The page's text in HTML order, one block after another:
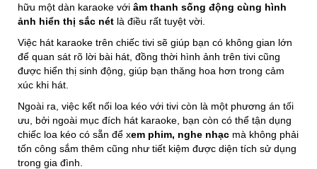
hữu một dàn karaoke với âm thanh sống động cùng hình
ảnh hiển thị sắc nét là điều rất tuyệt vời.
Việc hát karaoke trên chiếc tivi sẽ giúp bạn có không gian lớn
để quan sát rõ lời bài hát, đồng thời hình ảnh trên tivi cũng
được hiển thị sinh động, giúp bạn thăng hoa hơn trong cảm
xúc khi hát.
Ngoài ra, việc kết nối loa kéo với tivi còn là một phương án tối
ưu, bởi ngoài mục đích hát karaoke, bạn còn có thể tận dụng
chiếc loa kéo có sẵn để xem phim, nghe nhạc mà không phải
tốn công sắm thêm cũng như tiết kiệm được diện tích sử dụng
trong gia đình.